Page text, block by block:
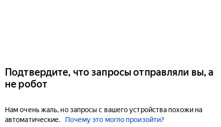
Подтвердите, что запросы отправляли вы, а
не робот
Нам очень жаль, но запросы с вашего устройства похожи на
автоматические.
Почему это могло произойти?